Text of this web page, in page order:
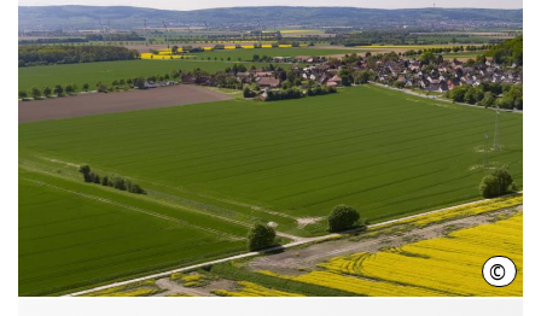
© C.